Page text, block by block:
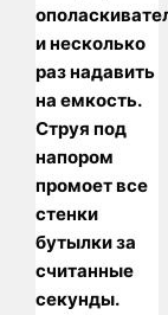
и несколько
раз надавить
на емкость.
Струя под
напором
промоет все
стенки
бутылки за
считанные
секунды.